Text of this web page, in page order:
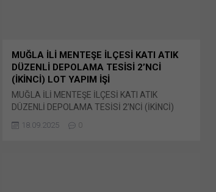
MUĞLA İLİ MENTEŞE İLÇESİ KATI ATIK
DÜZENLİ DEPOLAMA TESİSİ 2’NCİ
(İKİNCİ) LOT YAPIM İŞİ
MUĞLA İLİ MENTEŞE İLÇESİ KATI ATIK
DÜZENLİ DEPOLAMA TESİSİ 2’NCİ (İKİNCİ)
Çevre Koruma ve Kontrol Dairesi
18.09.2025 0